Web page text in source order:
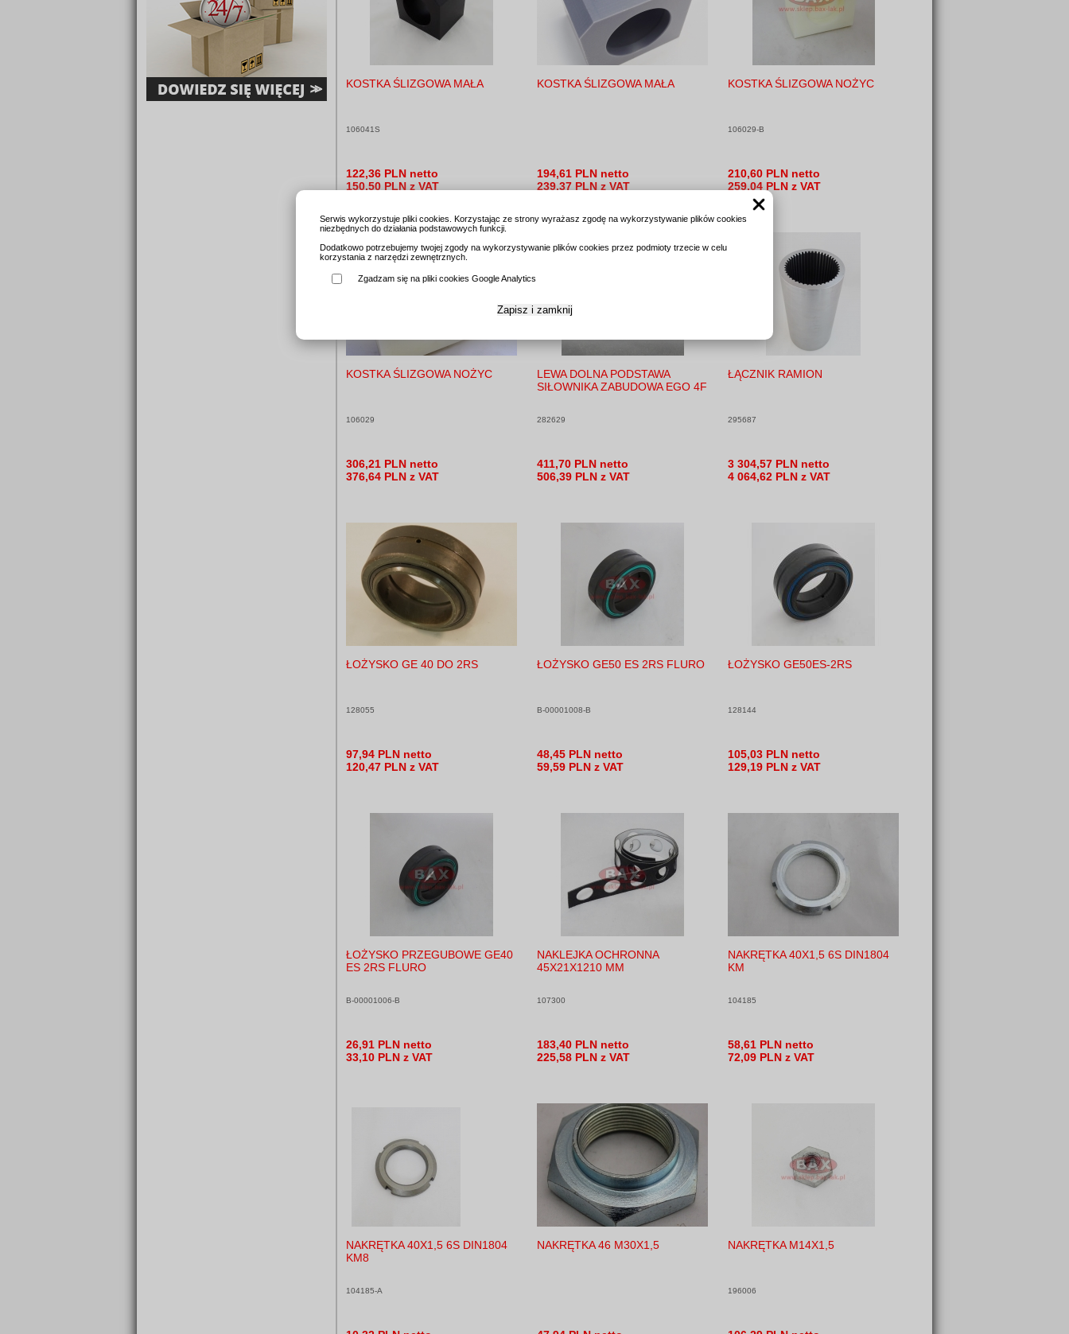
Serwis wykorzystuje pliki cookies. Korzystając ze strony wyrażasz zgodę na wykorzystywanie plików cookies
niezbędnych do działania podstawowych funkcji.
Dodatkowo potrzebujemy twojej zgody na wykorzystywanie plików cookies przez podmioty trzecie w celu
korzystania z narzędzi zewnętrznych.
Zgadzam się na pliki cookies Google Analytics
Zapisz i zamknij
KOSTKA ŚLIZGOWA MAŁA
106041S
122,36 PLN netto
150,50 PLN z VAT
KOSTKA ŚLIZGOWA MAŁA
194,61 PLN netto
239,37 PLN z VAT
KOSTKA ŚLIZGOWA NOŻYC
106029-B
210,60 PLN netto
259,04 PLN z VAT
KOSTKA ŚLIZGOWA NOŻYC
106029
306,21 PLN netto
376,64 PLN z VAT
LEWA DOLNA PODSTAWA
SIŁOWNIKA ZABUDOWA EGO 4F
282629
411,70 PLN netto
506,39 PLN z VAT
ŁĄCZNIK RAMION
295687
3 304,57 PLN netto
4 064,62 PLN z VAT
ŁOŻYSKO GE 40 DO 2RS
128055
97,94 PLN netto
120,47 PLN z VAT
ŁOŻYSKO GE50 ES 2RS FLURO
B-00001008-B
48,45 PLN netto
59,59 PLN z VAT
ŁOŻYSKO GE50ES-2RS
128144
105,03 PLN netto
129,19 PLN z VAT
ŁOŻYSKO PRZEGUBOWE GE40
ES 2RS FLURO
B-00001006-B
26,91 PLN netto
33,10 PLN z VAT
NAKLEJKA OCHRONNA
45X21X1210 MM
107300
183,40 PLN netto
225,58 PLN z VAT
NAKRĘTKA 40X1,5 6S DIN1804
KM
104185
58,61 PLN netto
72,09 PLN z VAT
NAKRĘTKA 40X1,5 6S DIN1804
KM8
104185-A
NAKRĘTKA 46 M30X1,5 NAKRĘTKA M14X1,5
196006